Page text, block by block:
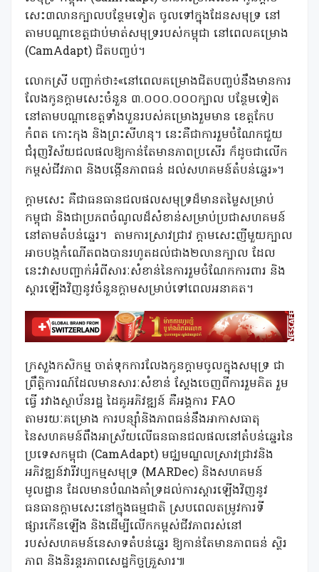
សេះ៣លានក្បាលបន្ថែមទៀត ចូលទៅក្នុងដែនសមុទ្រ នៅ
តាមបណ្ដាខេត្តជាប់មាត់សមុទ្ររបស់កម្ពុជា នៅពេលគម្រោង
(CamAdapt) ជិតបញ្ចប់។
លោកស្រី បញ្ជាក់ថា៖«នៅពេលគម្រោងជិតបញ្ចប់នឹងមានការ
លែងកូនក្តាមសេះចំនួន ៣.០០០.០០០ក្បាល បន្ថែមទៀត
នៅតាមបណ្តាខេត្តទាំងបួនរបស់គម្រោងរួមមាន ខេត្តកែប
កំពត កោះកុង និងព្រះសីហនុ។ នេះគឺជាការរួមចំណែកជួយ
ជំរុញវិស័យជលផលឱ្យកាន់តែមានភាពប្រសើរ ក៏ដូចជាលើក
កម្ពស់ជីវភាព និងបង្កើនភាពធន់ ដល់សហគមន៍តំបន់ឆ្នេរ»។
ក្ដាមសេះ គឺជាធនធានជលផលសមុទ្រដ៏មានតម្លៃសម្រាប់
កម្ពុជា និងជាប្រភពចំណូលដ៏សំខាន់សម្រាប់ប្រជាសហគមន៍
នៅតាមតំបន់ឆ្នេរ។ តាមការស្រាវជ្រាវ ក្ដាមសេះញីមួយក្បាល
អាចបង្កកំណើតពងបានរហូតដល់ជាង២លានក្បាល ដែល
នេះវាសបញ្ជាក់អំពីសារៈសំខាន់នៃការរួមចំណែកការពារ និង
ស្ដារឡើងវិញនូវចំនួនក្ដាមសម្រាប់ទៅពេលអនាគត។
ក្រសួងកសិកម្ម ចាត់ទុកការលែងកូនក្តាមចូលក្នុងសមុទ្រ ជា
ព្រឹត្តិការណ៍ដែលមានសារៈសំខាន់ ស្តែងចេញពីការរួមគិត រួម
ធ្វើ រវាងស្ថាប័នរដ្ឋ ដៃគូអភិវឌ្ឍន៍ គឺអង្គការ FAO
តាមរយៈគម្រោង ការបន្ស៊ាំនិងភាពធន់នឹងអាកាសធាតុ
នៃសហគមន៍ពឹងអាស្រ័យលើធនធានជលផលនៅតំបន់ឆ្នេរនៃ
ប្រទេសកម្ពុជា (CamAdapt) មជ្ឈមណ្ឌលស្រាវជ្រាវនិង
អភិវឌ្ឍន៍វារីវប្បកម្មសមុទ្រ (MARDec) និងសហគមន៍
មូលដ្ឋាន ដែលមានបំណងគាំទ្រដល់ការស្តារឡើងវិញនូវ
ធនធានក្តាមសេះនៅក្នុងធម្មជាតិ ស្របពេលតម្រូវការទី
ផ្សារកើនឡើង និងដើម្បីលើកកម្ពស់ជីវភាពរស់នៅ
របស់សហគមន៍នេសាទតំបន់ឆ្នេរ ឱ្យកាន់តែមានភាពធន់ ស្ថិរ
ភាព និងនិរន្តរភាពសេដ្ឋកិច្ចគ្រួសារ៕